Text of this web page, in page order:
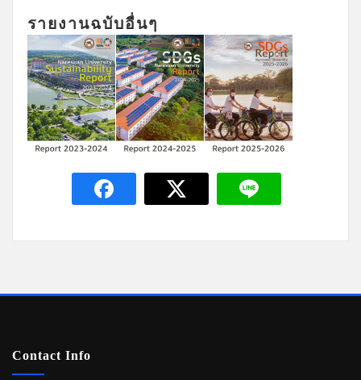
รายงานฉบับอื่นๆ
Contact Info